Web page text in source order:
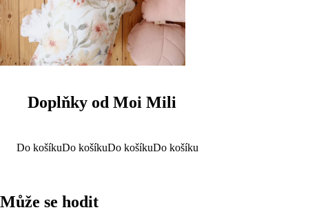
Doplňky od Moi Mili
Do košíkuDo košíkuDo košíkuDo košíku
Může se hodit